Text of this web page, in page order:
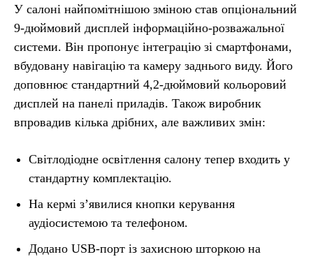
У салоні найпомітнішою зміною став опціональний
9-дюймовий дисплей інформаційно-розважальної
системи. Він пропонує інтеграцію зі смартфонами,
вбудовану навігацію та камеру заднього виду. Його
доповнює стандартний 4,2-дюймовий кольоровий
дисплей на панелі приладів. Також виробник
впровадив кілька дрібних, але важливих змін:
Світлодіодне освітлення салону тепер входить у
стандартну комплектацію.
На кермі з’явилися кнопки керування
аудіосистемою та телефоном.
Додано USB-порт із захисною шторкою на